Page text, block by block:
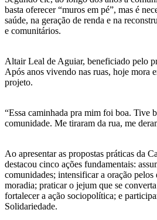
basta oferecer “muros em pé”, mas é
saúde, na geração de renda e na
e comunitários.
Altair Leal de Aguiar, beneficiado pelo
Após anos vivendo nas ruas, hoje mora
projeto.
“Essa caminhada pra mim foi boa. Tive
comunidade. Me tiraram da rua, me
Ao apresentar as propostas práticas da
destacou cinco ações fundamentais:
comunidades; intensificar a oração
moradia; praticar o jejum que se
fortalecer a ação sociopolítica; e
Solidariedade.